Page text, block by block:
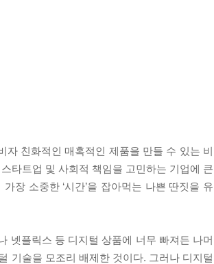
친화적인 매혹적인 제품을 만들 수 있는 비
타트업 및 사회적 책임을 고민하는 기업에 큰
장 소중한 ‘시간’을 잡아먹는 나쁜 딴짓을 유
넷플릭스 등 디지털 상품에 너무 빠져든 나머
기술을 모조리 배제한 것이다. 그러나 디지털